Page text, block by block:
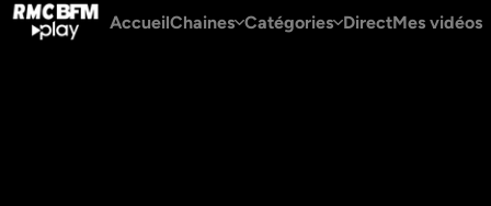
AccueilChaines Catégories DirectMes vidéos